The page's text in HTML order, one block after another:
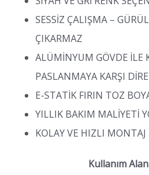
SESSİZ ÇALIŞMA –
ÇIKARMAZ
ALÜMİNYUM GÖVDE İLE
PASLANMAYA KARŞI
E-STATİK FIRIN TOZ
YILLIK BAKIM MALİYETİ
KOLAY VE HIZLI MONTAJ
Kullanım